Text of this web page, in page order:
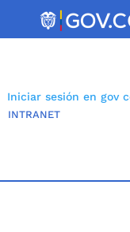
Iniciar sesión en gov
INTRANET